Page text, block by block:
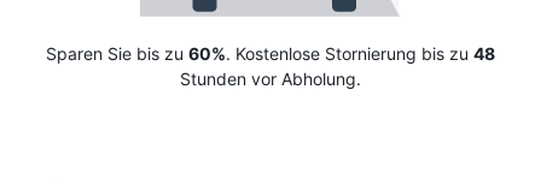
Sparen Sie bis zu 60%. Kostenlose Stornierung bis zu 48
Stunden vor Abholung.